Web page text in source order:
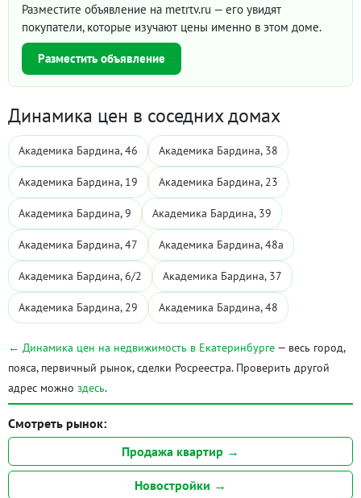
Разместите объявление на metrtv.ru — его увидят
покупатели, которые изучают цены именно в этом доме.
Разместить объявление
Динамика цен в соседних домах
Академика Бардина, 46 Академика Бардина, 38
Академика Бардина, 19 Академика Бардина, 23
Академика Бардина, 9 Академика Бардина, 39
Академика Бардина, 47 Академика Бардина, 48а
Академика Бардина, 6/2 Академика Бардина, 37
Академика Бардина, 29 Академика Бардина, 48
← Динамика цен на недвижимость в Екатеринбурге — весь город,
пояса, первичный рынок, сделки Росреестра. Проверить другой
адрес можно здесь.
Смотреть рынок:
Продажа квартир →
Новостройки →